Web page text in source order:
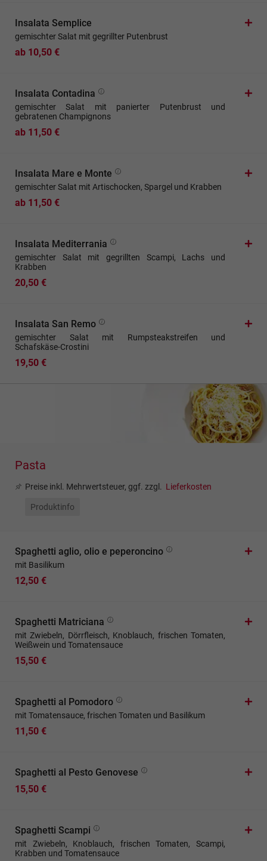
Insalata Semplice
gemischter Salat mit gegrillter Putenbrust
ab 10,50 €
Insalata Contadina
gemischter Salat mit panierter Putenbrust und
gebratenen Champignons
ab 11,50 €
Insalata Mare e Monte
gemischter Salat mit Artischocken, Spargel und Krabben
ab 11,50 €
Insalata Mediterrania
gemischter Salat mit gegrillten Scampi, Lachs und
Krabben
20,50 €
Insalata San Remo
gemischter Salat mit Rumpsteakstreifen und
Schafskäse-Crostini
19,50 €
Pasta
Preise inkl. Mehrwertsteuer, ggf. zzgl. Lieferkosten
Produktinfo
Spaghetti aglio, olio e peperoncino
mit Basilikum
12,50 €
Spaghetti Matriciana
mit Zwiebeln, Dörrfleisch, Knoblauch, frischen Tomaten,
Weißwein und Tomatensauce
15,50 €
Spaghetti al Pomodoro
mit Tomatensauce, frischen Tomaten und Basilikum
11,50 €
Spaghetti al Pesto Genovese
15,50 €
Spaghetti Scampi
mit Zwiebeln, Knoblauch, frischen Tomaten, Scampi,
Krabben und Tomatensauce